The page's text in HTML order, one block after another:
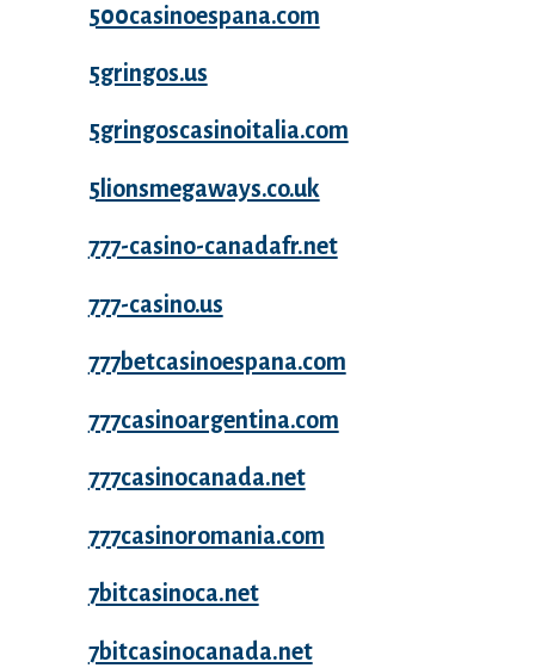
500casinoespana.com
5gringos.us
5gringoscasinoitalia.com
5lionsmegaways.co.uk
777-casino-canadafr.net
777-casino.us
777betcasinoespana.com
777casinoargentina.com
777casinocanada.net
777casinoromania.com
7bitcasinoca.net
7bitcasinocanada.net